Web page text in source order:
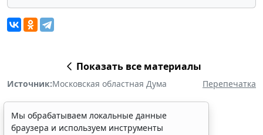
Показать все материалы
Источник:Московская областная Дума Перепечатка
Мы обрабатываем локальные данные
браузера и используем инструменты